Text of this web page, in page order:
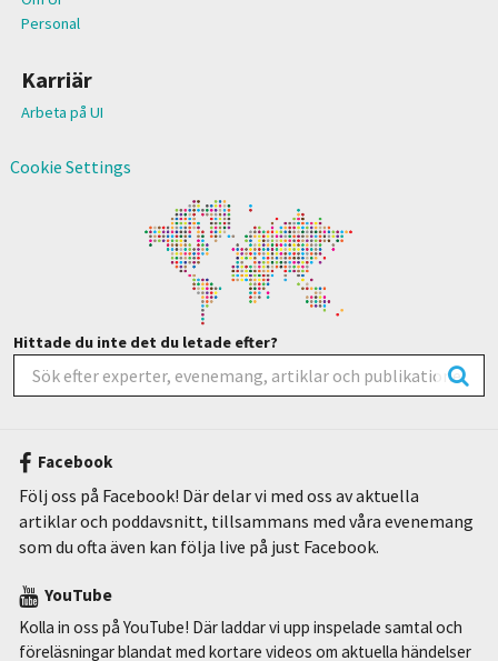
Personal
Karriär
Arbeta på UI
Cookie Settings
Hittade du inte det du letade efter?
Facebook
Följ oss på Facebook! Där delar vi med oss av aktuella
artiklar och poddavsnitt, tillsammans med våra evenemang
som du ofta även kan följa live på just Facebook.
YouTube
Kolla in oss på YouTube! Där laddar vi upp inspelade samtal och
föreläsningar blandat med kortare videos om aktuella händelser